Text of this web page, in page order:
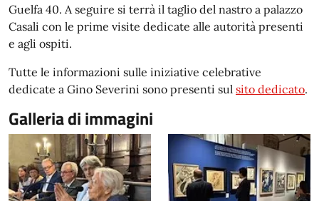
Guelfa 40. A seguire si terrà il taglio del nastro a palazzo
Casali con le prime visite dedicate alle autorità presenti
e agli ospiti.
Tutte le informazioni sulle iniziative celebrative
dedicate a Gino Severini sono presenti sul sito dedicato.
Galleria di immagini